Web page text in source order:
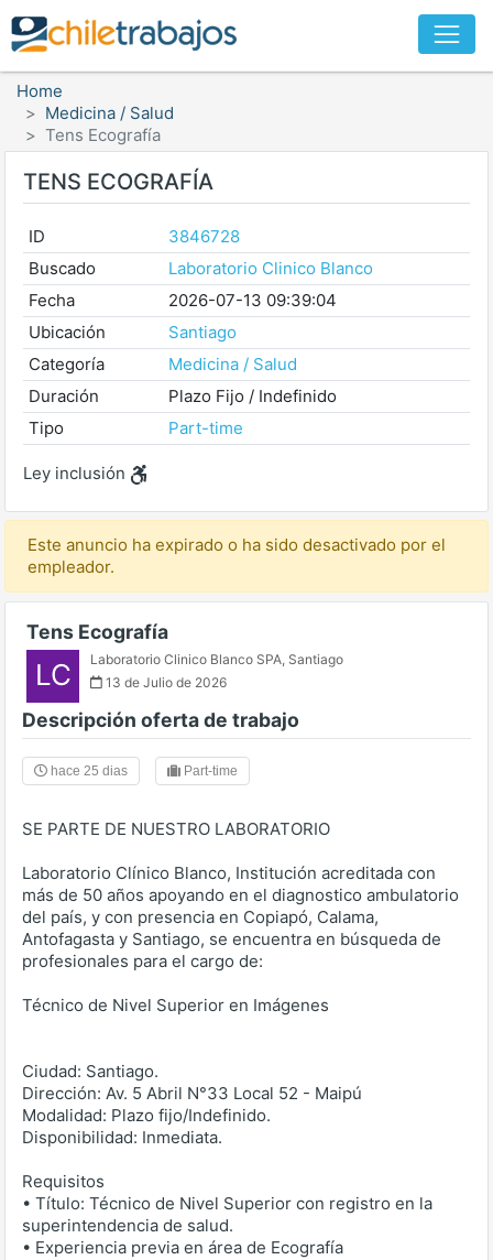
Home
Medicina / Salud
Tens Ecografía
TENS ECOGRAFÍA
ID
3846728
Buscado
Laboratorio Clinico Blanco
Fecha
2026-07-13 09:39:04
Ubicación
Santiago
Categoría
Medicina / Salud
Duración
Plazo Fijo / Indefinido
Tipo
Part-time
Ley inclusión
Este anuncio ha expirado o ha sido desactivado por el
empleador.
Tens Ecografía
LC Laboratorio Clinico Blanco SPA, Santiago
13 de Julio de 2026
Descripción oferta de trabajo
hace 25 dias Part-time
SE PARTE DE NUESTRO LABORATORIO
Laboratorio Clínico Blanco, Institución acreditada con
más de 50 años apoyando en el diagnostico ambulatorio
del país, y con presencia en Copiapó, Calama,
Antofagasta y Santiago, se encuentra en búsqueda de
profesionales para el cargo de:
Técnico de Nivel Superior en Imágenes
Ciudad: Santiago.
Dirección: Av. 5 Abril N°33 Local 52 - Maipú
Modalidad: Plazo fijo/Indefinido.
Disponibilidad: Inmediata.
Requisitos
• Título: Técnico de Nivel Superior con registro en la
superintendencia de salud.
• Experiencia previa en área de Ecografía